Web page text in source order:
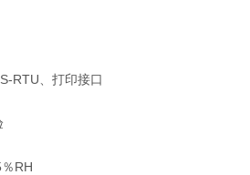
RTU、打印接口
RH